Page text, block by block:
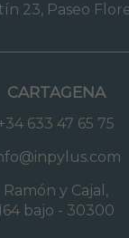
23, Paseo
CARTAGENA
633 47 65 75
Ramón y Cajal,
bajo - 30300